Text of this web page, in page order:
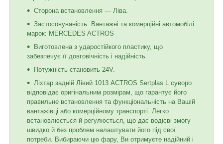
Сторона встановлення — Ліва.
Застосовуваність: Вантажні та комерційні автомобілі
марок: MERCEDES ACTROS
Виготовлена з ударостійкого пластику, що
забезпечує її довговічність і надійність.
Потужність становить 24V.
Ліхтар задній Лівий 1013 ACTROS Sertplas L суворо
відповідає оригінальним розмірам, що гарантує його
правильне встановлення та функціональність на Вашій
вантажівці або комерційному транспорті. Легко
встановлюється й регулюється, що дає водієві змогу
швидко й без проблем налаштувати його під свої
потреби. Вибираючи цю фару, Ви отримуєте надійний і